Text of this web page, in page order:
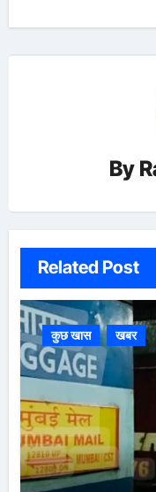
By
Related Post
कुछ खास खबर